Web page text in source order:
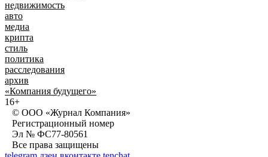
недвижимость
авто
медиа
крипта
стиль
политика
расследования
архив
«Компания будущего»
16+
© ООО «Журнал Компания»
Регистрационный номер
Эл № ФС77-80561
Все права защищены